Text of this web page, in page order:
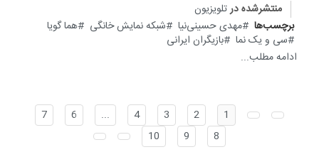
منتشرشده درتلویزیون
برچسب‌ها
مهدی حسینی‌نیا شبکه نمایش خانگی
هما گویا
سی و یک نما
بازیگران ایرانی
ادامه مطلب...
1
2
3
4
...
6
7
8
9
10